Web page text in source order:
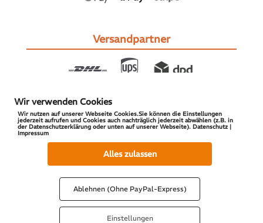
Versandpartner
© 2026 S-PARTS | All Rights Reserved
Wir verwenden Cookies
Wir nutzen auf unserer Webseite Cookies.Sie können die Einstellungen
jederzeit aufrufen und Cookies auch nachträglich jederzeit abwählen (z.B. in
der Datenschutzerklärung oder unten auf unserer Webseite). Datenschutz |
Impressum
Alles zulassen
Ablehnen (Ohne PayPal-Express)
Einstellungen